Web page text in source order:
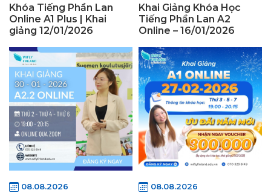
Khóa Tiếng Phần Lan
Online A1 Plus | Khai
giảng 12/01/2026
Khai Giảng Khóa Học
Tiếng Phần Lan A2
Online – 16/01/2026
08.08.2026 08.08.2026